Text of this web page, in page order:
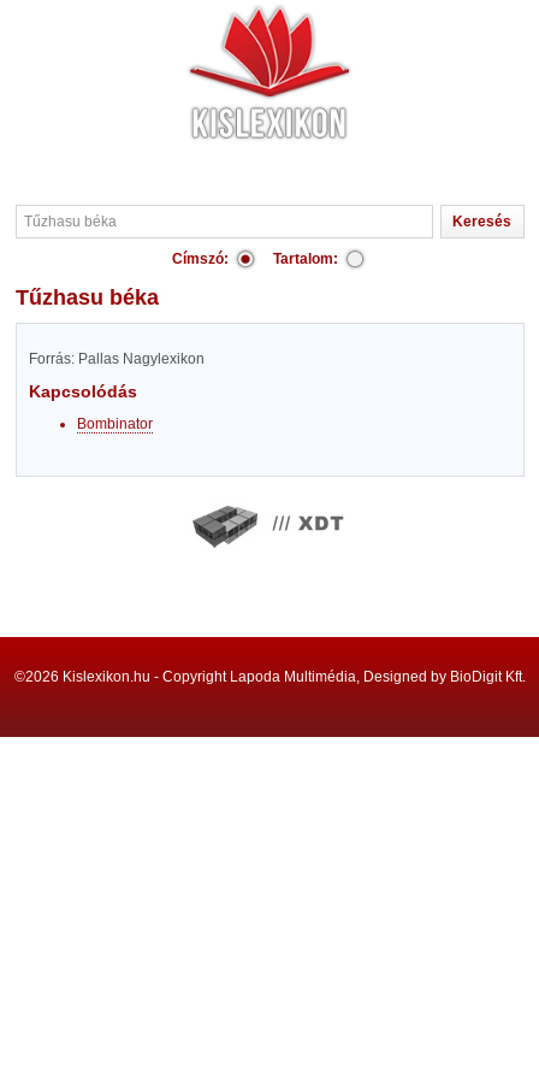
Címszó: Tartalom:
Tűzhasu béka
Forrás: Pallas Nagylexikon
Kapcsolódás
Bombinator
©2026 Kislexikon.hu - Copyright Lapoda Multimédia, Designed by BioDigit Kft.